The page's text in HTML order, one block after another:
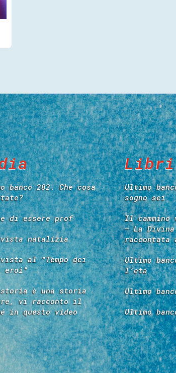
banco 282. Che cosa
di essere prof
natalizia
al “Tempo dei
eroi”
storia è una storia
vi racconto il
in questo video
Ultimo
sogno sei
Il
– La Divina
Ultimo
l’età
Ultimo
Ultimo